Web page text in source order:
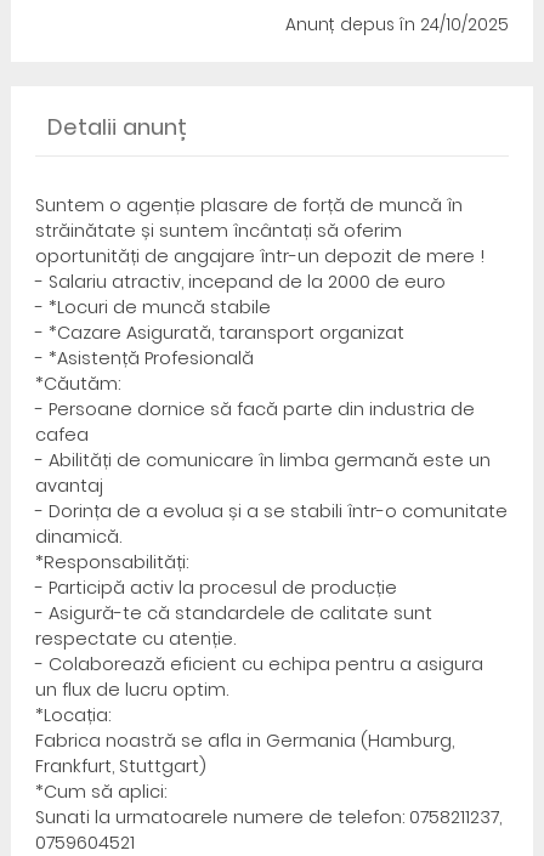
Anunț depusîn 24/10/2025
Detalii anunț
Suntem o agenție plasare de forță de muncă în
străinătate și suntem încântați să oferim
oportunități de angajare într-un depozit de mere !
- Salariu atractiv, incepand de la 2000 de euro
- *Locuri de muncă stabile
- *Cazare Asigurată, taransport organizat
- *Asistență Profesională
*Căutăm:
- Persoane dornice să facă parte din industria de
cafea
- Abilități de comunicare în limba germană este un
avantaj
- Dorința de a evolua și a se stabili într-o comunitate
dinamică.
*Responsabilități:
- Participă activ la procesul de producție
- Asigură-te că standardele de calitate sunt
respectate cu atenție.
- Colaborează eficient cu echipa pentru a asigura
un flux de lucru optim.
*Locația:
Fabrica noastră se afla in Germania (Hamburg,
Frankfurt, Stuttgart)
*Cum să aplici:
Sunati la urmatoarele numere de telefon: 0758211237,
0759604521